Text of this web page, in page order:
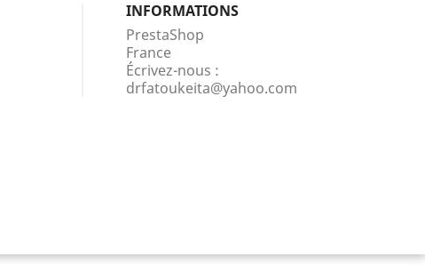
INFORMATIONS
PrestaShop
France
Écrivez-nous :
drfatoukeita@yahoo.com